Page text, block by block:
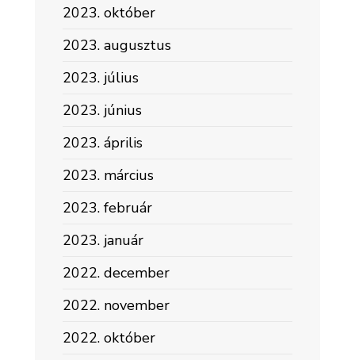
2023. október
2023. augusztus
2023. július
2023. június
2023. április
2023. március
2023. február
2023. január
2022. december
2022. november
2022. október